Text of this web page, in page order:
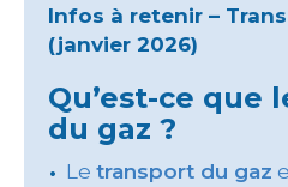
Infos à retenir –
(janvier 2026)
Qu’est-ce que
du gaz ?
Le transport du gaz